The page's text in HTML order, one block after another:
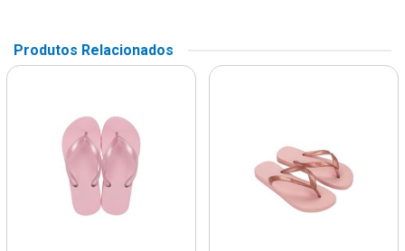
Produtos Relacionados